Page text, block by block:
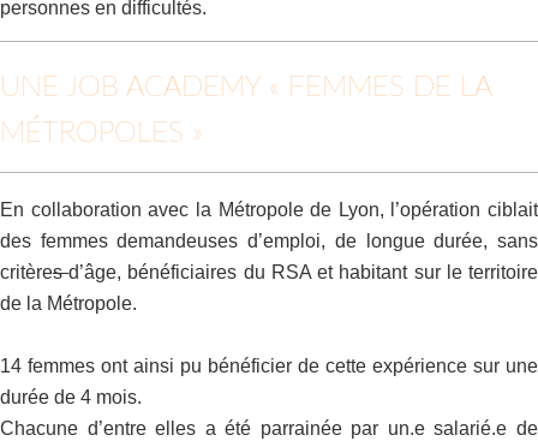
personnes en difficultés.
UNE JOB ACADEMY « FEMMES DE LA
MÉTROPOLES »
En collaboration avec la Métropole de Lyon, l’opération ciblait
des femmes demandeuses d’emploi, de longue durée, sans
critèresd’âge, bénéficiaires du RSA et habitant sur le territoire
de la Métropole.
14 femmes ont ainsi pu bénéficier de cette expérience sur une
durée de 4 mois.
Chacune d’entre elles a été parrainée par un.e salarié.e de